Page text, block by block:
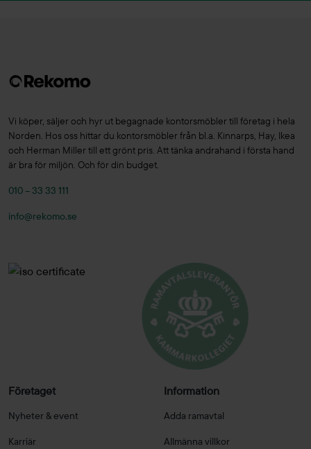
Vi köper, säljer och hyr ut begagnade kontorsmöbler till företag i hela
Norden. Hos oss hittar du kontorsmöbler från bl.a. Kinnarps, Hay, Ikea
och Herman Miller till ett grönt pris. Att tänka andrahand i första hand
är bra för miljön. Och för din budget.
010 – 33 33 111
info@rekomo.se
Företaget
Nyheter & event
Karriär
Information
Adda ramavtal
Allmänna villkor